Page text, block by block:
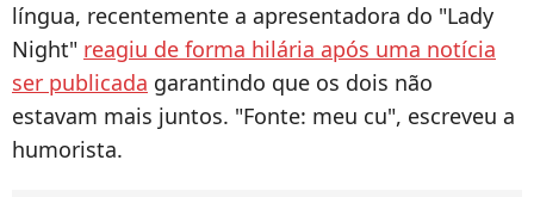
língua, recentemente a apresentadora do "Lady
Night" reagiu de forma hilária após uma notícia
ser publicada garantindo que os dois não
estavam mais juntos. "Fonte: meu cu", escreveu a
humorista.